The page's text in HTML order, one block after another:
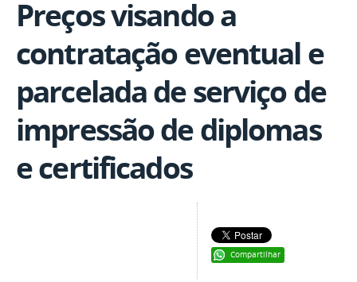
Preços visando a
contratação eventual e
parcelada de serviço de
impressão de diplomas
e certificados
Compartilhar